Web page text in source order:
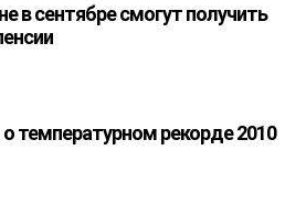
в сентябре смогут получить
температурном рекорде 2010